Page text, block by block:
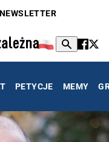
NEWSLETTER
PETYCJE MEMY